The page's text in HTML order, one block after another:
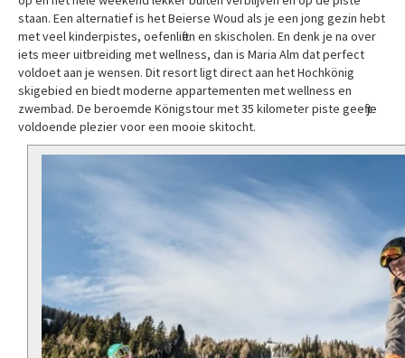
staan. Een alternatief is het Beierse Woud als je een jong gezin hebt
met veel kinderpistes, oefenliften en skischolen. En denk je na over
iets meer uitbreiding met wellness, dan is Maria Alm dat perfect
voldoet aan je wensen. Dit resort ligt direct aan het Hochkönig
skigebied en biedt moderne appartementen met wellness en
zwembad. De beroemde Königstour met 35 kilometer piste geeft je
voldoende plezier voor een mooie skitocht.